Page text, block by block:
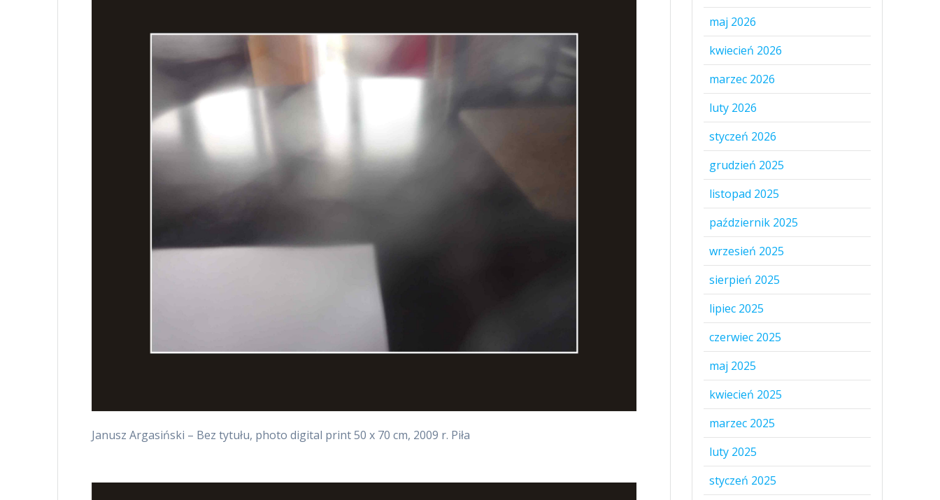
Janusz Argasiński – Bez tytułu, photo digital print 50 x 70 cm, 2009 r. Piła
maj 2026
kwiecień 2026
marzec 2026
luty 2026
styczeń 2026
grudzień 2025
listopad 2025
październik 2025
wrzesień 2025
sierpień 2025
lipiec 2025
czerwiec 2025
maj 2025
kwiecień 2025
marzec 2025
luty 2025
styczeń 2025